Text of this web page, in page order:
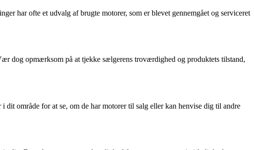
har ofte et udvalg af brugte motorer, som er blevet gennemgået og serviceret
dog opmærksom på at tjekke sælgerens troværdighed og produktets tilstand,
område for at se, om de har motorer til salg eller kan henvise dig til andre